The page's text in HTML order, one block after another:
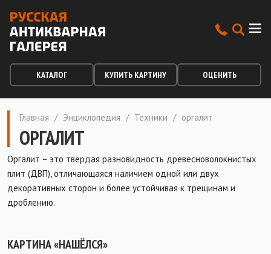
КАТАЛОГ КУПИТЬ КАРТИНУ ОЦЕНИТЬ
Главная / Энциклопедия / Техники / оргалит
ОРГАЛИТ
Оргалит – это твердая разновидность древесноволокнистых
плит (ДВП), отличающаяся наличием одной или двух
декоративных сторон и более устойчивая к трещинам и
дроблению.
КАРТИНА «НАШЁЛСЯ»